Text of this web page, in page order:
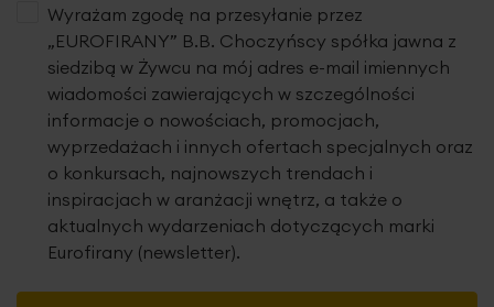
Wyrażam zgodę na przesyłanie przez
„EUROFIRANY” B.B. Choczyńscy spółka jawna z
siedzibą w Żywcu na mój adres e-mail imiennych
wiadomości zawierających w szczególności
informacje o nowościach, promocjach,
wyprzedażach i innych ofertach specjalnych oraz
o konkursach, najnowszych trendach i
inspiracjach w aranżacji wnętrz, a także o
aktualnych wydarzeniach dotyczących marki
Eurofirany (newsletter).